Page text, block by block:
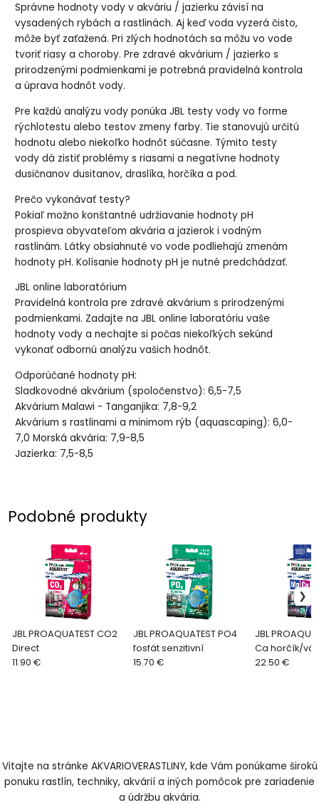
Správne hodnoty vody v akváriu / jazierku závisí na
vysadených rybách a rastlinách. Aj keď voda vyzerá čisto,
môže byť zaťažená. Pri zlých hodnotách sa môžu vo vode
tvoriť riasy a choroby. Pre zdravé akvárium / jazierko s
prirodzenými podmienkami je potrebná pravidelná kontrola
a úprava hodnôt vody.
Pre každú analýzu vody ponúka JBL testy vody vo forme
rýchlotestu alebo testov zmeny farby. Tie stanovujú určitú
hodnotu alebo niekoľko hodnôt súčasne. Týmito testy
vody dá zistiť problémy s riasami a negatívne hodnoty
dusičnanov dusitanov, draslíka, horčíka a pod.
Prečo vykonávať testy?
Pokiaľ možno konštantné udržiavanie hodnoty pH
prospieva obyvateľom akvária a jazierok i vodným
rastlinám. Látky obsiahnuté vo vode podliehajú zmenám
hodnoty pH. Kolísanie hodnoty pH je nutné predchádzať.
JBL online laboratórium
Pravidelná kontrola pre zdravé akvárium s prirodzenými
podmienkami. Zadajte na JBL online laboratóriu vaše
hodnoty vody a nechajte si počas niekoľkých sekúnd
vykonať odbornú analýzu vašich hodnôt.
Odporúčané hodnoty pH:
Sladkovodné akvárium (spoločenstvo): 6,5-7,5
Akvárium Malawi - Tanganjika: 7,8-9,2
Akvárium s rastlinami a minimom rýb (aquascaping): 6,0-
7,0 Morská akvária: 7,9-8,5
Jazierka: 7,5-8,5
Podobné produkty
JBL PROAQUATEST CO2
Direct
11.90 €
JBL PROAQUATEST PO4
fosfát senzitivní
15.70 €
JBL
Ca horčík/
22.50 €
Vitajte na stránke AKVARIOVERASTLINY, kde Vám ponúkame širokú
ponuku rastlín, techniky, akvárií a iných pomôcok pre zariadenie
a údržbu akvária.